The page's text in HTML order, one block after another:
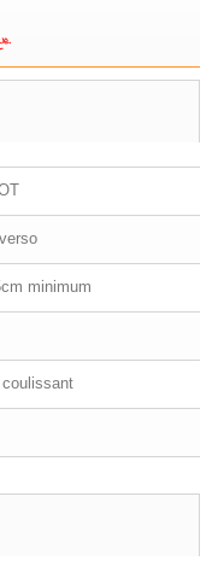
minimum